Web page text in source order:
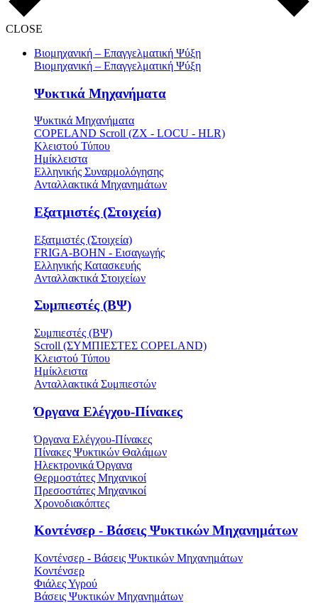
CLOSE
Βιομηχανική – Επαγγελματική Ψύξη
Βιομηχανική – Επαγγελματική Ψύξη
Ψυκτικά Μηχανήματα
Ψυκτικά Μηχανήματα
COPELAND Scroll (ZX - LOCU - HLR)
Κλειστού Τύπου
Ημίκλειστα
Ελληνικής Συναρμολόγησης
Ανταλλακτικά Μηχανημάτων
Εξατμιστές (Στοιχεία)
Εξατμιστές (Στοιχεία)
FRIGA-BOHN - Εισαγωγής
Ελληνικής Κατασκευής
Ανταλλακτικά Στοιχείων
Συμπιεστές (ΒΨ)
Συμπιεστές (ΒΨ)
Scroll (ΣΥΜΠΙΕΣΤΕΣ COPELAND)
Κλειστού Τύπου
Ημίκλειστα
Ανταλλακτικά Συμπιεστών
Όργανα Ελέγχου-Πίνακες
Όργανα Ελέγχου-Πίνακες
Πίνακες Ψυκτικών Θαλάμων
Ηλεκτρονικά Όργανα
Θερμοστάτες Μηχανικοί
Πρεσοστάτες Μηχανικοί
Χρονοδιακόπτες
Κοντένσερ - Βάσεις Ψυκτικών Μηχανημάτων
Κοντένσερ - Βάσεις Ψυκτικών Μηχανημάτων
Κοντένσερ
Φιάλες Υγρού
Βάσεις Ψυκτικών Μηχανημάτων